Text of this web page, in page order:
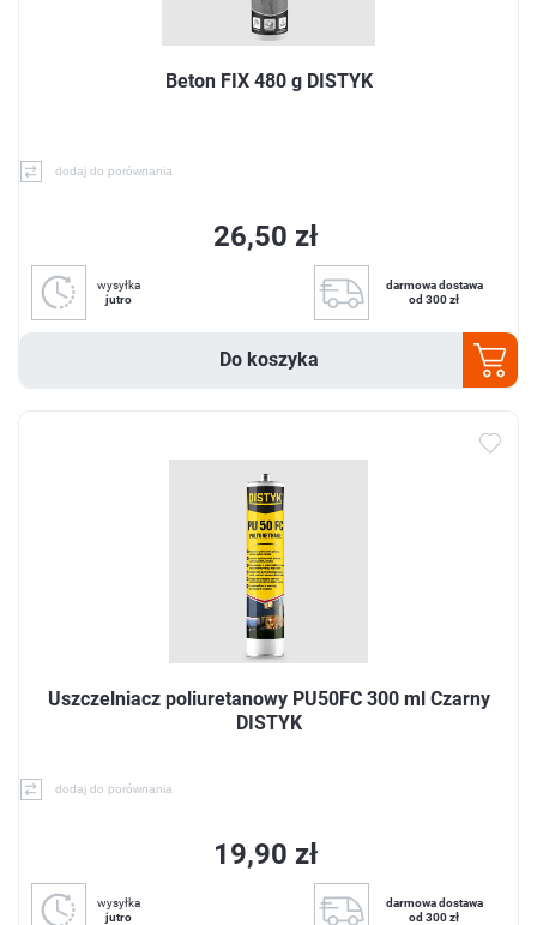
Beton FIX 480 g DISTYK
dodaj do porównania
26,50 zł
wysyłka
jutro
darmowa dostawa
od 300 zł
Do koszyka
Uszczelniacz poliuretanowy PU50FC 300 ml Czarny
DISTYK
dodaj do porównania
19,90 zł
wysyłka
jutro
darmowa dostawa
od 300 zł